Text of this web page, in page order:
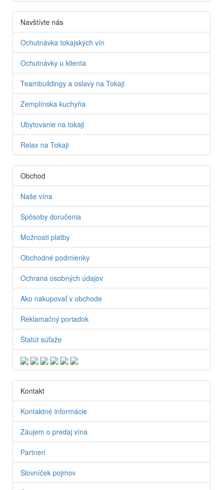
Navštívte nás
Ochutnávka tokajských vín
Ochutnávky u klienta
Teambuildingy a oslavy na Tokaji
Zemplínska kuchyňa
Ubytovanie na tokaji
Relax na Tokaji
Obchod
Naše vína
Spôsoby doručenia
Možnosti platby
Obchodné podmienky
Ochrana osobných údajov
Ako nakupovať v obchode
Reklamačný poriadok
Štatút súťaže
Kontakt
Kontaktné informácie
Záujem o predaj vína
Partneri
Slovníček pojmov